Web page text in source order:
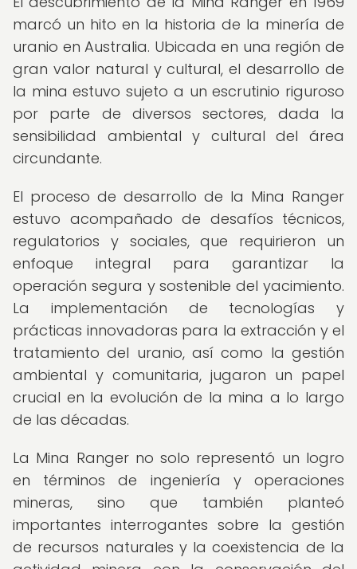
marcó un hito en la historia de la minería de
uranio en Australia. Ubicada en una región de
gran valor natural y cultural, el desarrollo de
la mina estuvo sujeto a un escrutinio riguroso
por parte de diversos sectores, dada la
sensibilidad ambiental y cultural del área
circundante.
El proceso de desarrollo de la Mina Ranger
estuvo acompañado de desafíos técnicos,
regulatorios y sociales, que requirieron un
enfoque integral para garantizar la
operación segura y sostenible del yacimiento.
La implementación de tecnologías y
prácticas innovadoras para la extracción y el
tratamiento del uranio, así como la gestión
ambiental y comunitaria, jugaron un papel
crucial en la evolución de la mina a lo largo
de las décadas.
La Mina Ranger no solo representó un logro
en términos de ingeniería y operaciones
mineras, sino que también planteó
importantes interrogantes sobre la gestión
de recursos naturales y la coexistencia de la